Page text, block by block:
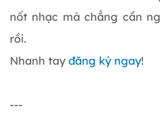
nốt nhạc mà chẳng cần
rồi.
Nhanh tay đăng ký ngay!
---